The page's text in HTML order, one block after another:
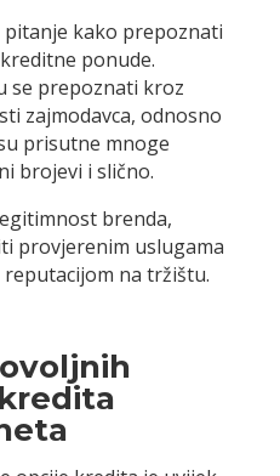
kako prepoznati
ponude.
se prepoznati kroz
zajmodavca, odnosno
prisutne mnoge
brojevi i slično.
brenda,
provjerenim uslugama
na tržištu.